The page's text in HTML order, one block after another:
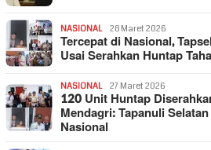
NASIONAL 28 Maret 2026
Tercepat di Nasional,
Usai Serahkan Huntap
NASIONAL 27 Maret 2026
120 Unit Huntap
Mendagri: Tapanuli
Nasional